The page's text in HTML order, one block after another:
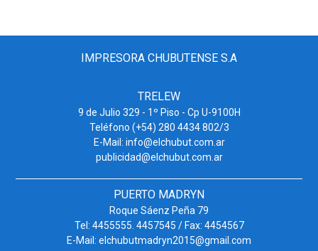
IMPRESORA CHUBUTENSE S.A
TRELEW
9 de Julio 329 - 1º Piso - Cp U-9100H
Teléfono (+54) 280 4434 802/3
E-Mail: info@elchubut.com.ar
publicidad@elchubut.com.ar
PUERTO MADRYN
Roque Sáenz Peña 79
Tel: 4455555. 4457545 / Fax: 4454567
E-Mail: elchubutmadryn2015@gmail.com